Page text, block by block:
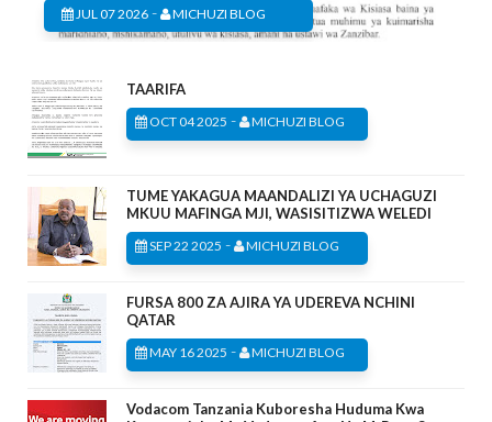
JUL 07 2026 - MICHUZI BLOG
TAARIFA
OCT 04 2025 - MICHUZI BLOG
TUME YAKAGUA MAANDALIZI YA UCHAGUZI
MKUU MAFINGA MJI, WASISITIZWA WELEDI
SEP 22 2025 - MICHUZI BLOG
FURSA 800 ZA AJIRA YA UDEREVA NCHINI
QATAR
MAY 16 2025 - MICHUZI BLOG
Vodacom Tanzania Kuboresha Huduma Kwa